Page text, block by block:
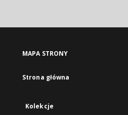
MAPA STRONY
Strona główna
Kolekcje